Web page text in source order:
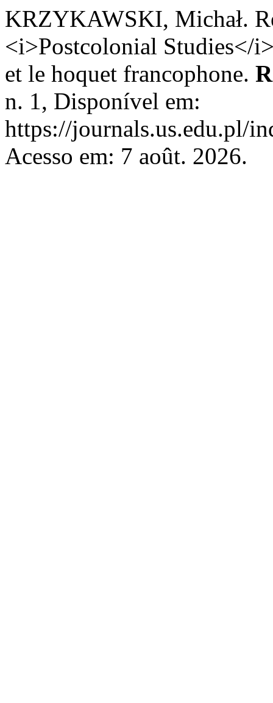
KRZYKAWSKI, Michał.
<i>Postcolonial Studies</
et le hoquet francophone.
n. 1, Disponível em:
https://journals.us.edu.pl/
Acesso em: 7 août. 2026.